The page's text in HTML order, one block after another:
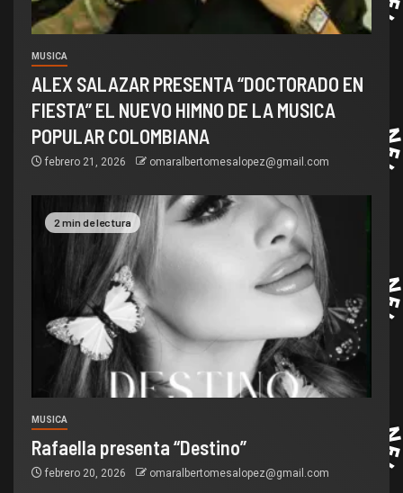
MUSICA
ALEX SALAZAR PRESENTA “DOCTORADO EN
FIESTA” EL NUEVO HIMNO DE LA MUSICA
POPULAR COLOMBIANA
febrero 21, 2026 omaralbertomesalopez@gmail.com
2 min de lectura
MUSICA
Rafaella presenta “Destino”
febrero 20, 2026 omaralbertomesalopez@gmail.com